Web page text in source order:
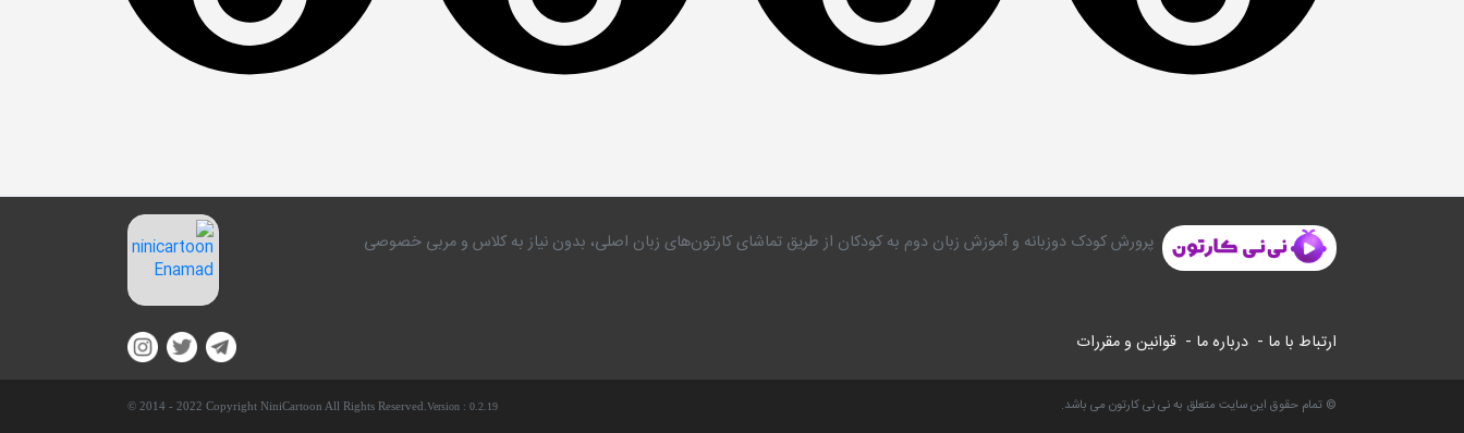
پرورش کودک دوزبانه و آموزش زبان دوم به کودکان از طریق تماشای کارتون‌های زبان اصلی، بدون نیاز به کلاس و مربی خصوصی
ارتباط با ما - درباره ما - قوانین و مقررات
© تمام حقوق این سایت متعلق به نی نی کارتون می باشد. © 2014 - 2022 Copyright NiniCartoon All Rights Reserved. Version : 0.2.19